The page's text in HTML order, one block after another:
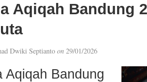
Aqiqah Bandung
Dwiki Septianto on29/01/2026
Aqiqah Bandung